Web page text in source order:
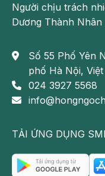
Người chịu trách
Dương Thành Nhân
Số 55 Phố Yên
phố Hà Nội,
024 3927 5568
TẢI ỨNG DỤNG